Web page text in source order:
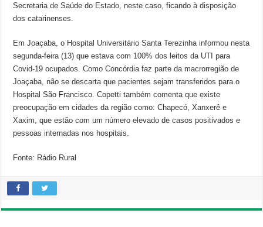
Secretaria de Saúde do Estado, neste caso, ficando à disposição
dos catarinenses.
Em Joaçaba, o Hospital Universitário Santa Terezinha informou nesta
segunda-feira (13) que estava com 100% dos leitos da UTI para
Covid-19 ocupados. Como Concórdia faz parte da macrorregião de
Joaçaba, não se descarta que pacientes sejam transferidos para o
Hospital São Francisco. Copetti também comenta que existe
preocupação em cidades da região como: Chapecó, Xanxerê e
Xaxim, que estão com um número elevado de casos positivados e
pessoas internadas nos hospitais.
Fonte: Rádio Rural